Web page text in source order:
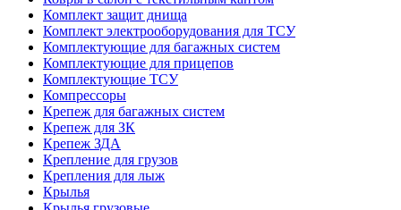
Комплект защит днища
Комплект электрооборудования для ТСУ
Комплектующие для багажных систем
Комплектующие для прицепов
Комплектующие ТСУ
Компрессоры
Крепеж для багажных систем
Крепеж для ЗК
Крепеж ЗДА
Крепление для грузов
Крепления для лыж
Крылья